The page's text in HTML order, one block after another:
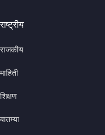
राष्ट्रीय
राजकीय
माहिती
शिक्षण
बातम्या